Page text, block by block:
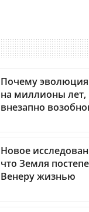
Почему эволюция
на миллионы
внезапно
Новое
что Земля
Венеру жизнью